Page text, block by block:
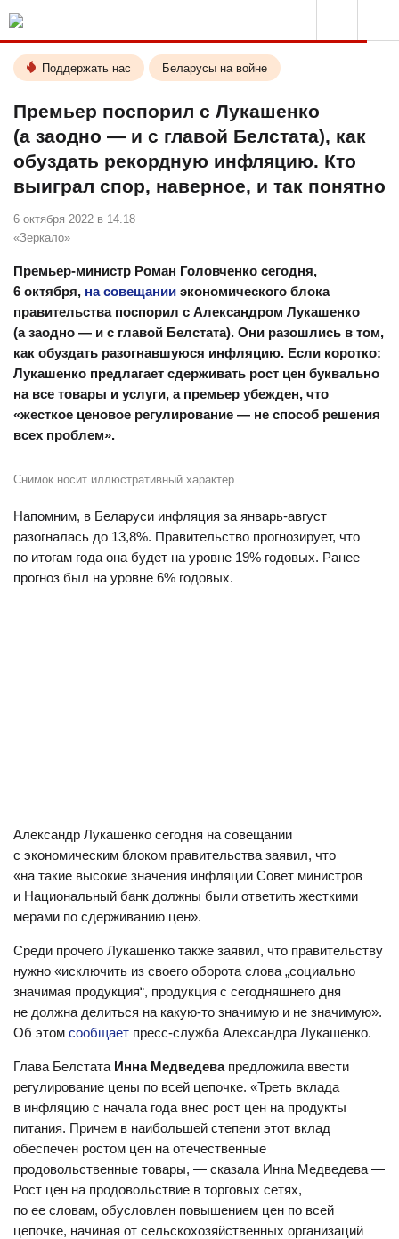
Поддержать нас Беларусы на войне
Премьер поспорил с Лукашенко
(а заодно — и с главой Белстата), как
обуздать рекордную инфляцию. Кто
выиграл спор, наверное, и так понятно
6 октября 2022 в 14.18
«Зеркало»
Премьер-министр Роман Головченко сегодня,
6 октября, на совещании экономического блока
правительства поспорил с Александром Лукашенко
(а заодно — и с главой Белстата). Они разошлись в том,
как обуздать разогнавшуюся инфляцию. Если коротко:
Лукашенко предлагает сдерживать рост цен буквально
на все товары и услуги, а премьер убежден, что
«жесткое ценовое регулирование — не способ решения
всех проблем».
Снимок носит иллюстративный характер
Напомним, в Беларуси инфляция за январь-август
разогналась до 13,8%. Правительство прогнозирует, что
по итогам года она будет на уровне 19% годовых. Ранее
прогноз был на уровне 6% годовых.
Александр Лукашенко сегодня на совещании
с экономическим блоком правительства заявил, что
«на такие высокие значения инфляции Совет министров
и Национальный банк должны были ответить жесткими
мерами по сдерживанию цен».
Среди прочего Лукашенко также заявил, что правительству
нужно «исключить из своего оборота слова „социально
значимая продукция“, продукция с сегодняшнего дня
не должна делиться на какую-то значимую и не значимую».
Об этом сообщает пресс-служба Александра Лукашенко.
Глава Белстата Инна Медведевапредложила ввести
регулирование цены по всей цепочке. «Треть вклада
в инфляцию с начала года внес рост цен на продукты
питания. Причем в наибольшей степени этот вклад
обеспечен ростом цен на отечественные
продовольственные товары, — сказала Инна Медведева —
Рост цен на продовольствие в торговых сетях,
по ее словам, обусловлен повышением цен по всей
цепочке, начиная от сельскохозяйственных организаций